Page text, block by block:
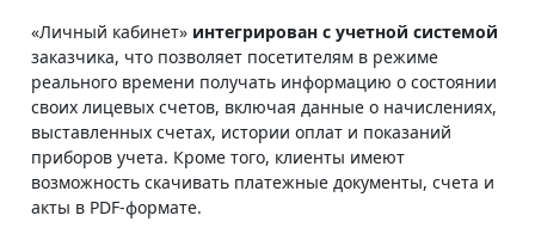
«Личный кабинет» интегрирован с учетной системой
заказчика, что позволяет посетителям в режиме
реального времени получать информацию о состоянии
своих лицевых счетов, включая данные о начислениях,
выставленных счетах, истории оплат и показаний
приборов учета. Кроме того, клиенты имеют
возможность скачивать платежные документы, счета и
акты в PDF-формате.